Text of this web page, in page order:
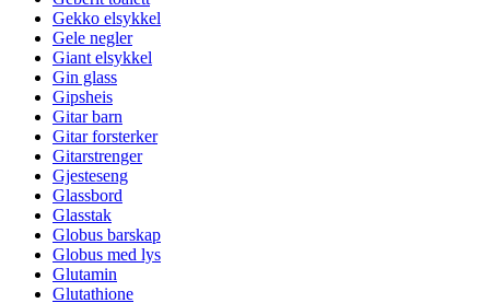
Gekko elsykkel
Gele negler
Giant elsykkel
Gin glass
Gipsheis
Gitar barn
Gitar forsterker
Gitarstrenger
Gjesteseng
Glassbord
Glasstak
Globus barskap
Globus med lys
Glutamin
Glutathione